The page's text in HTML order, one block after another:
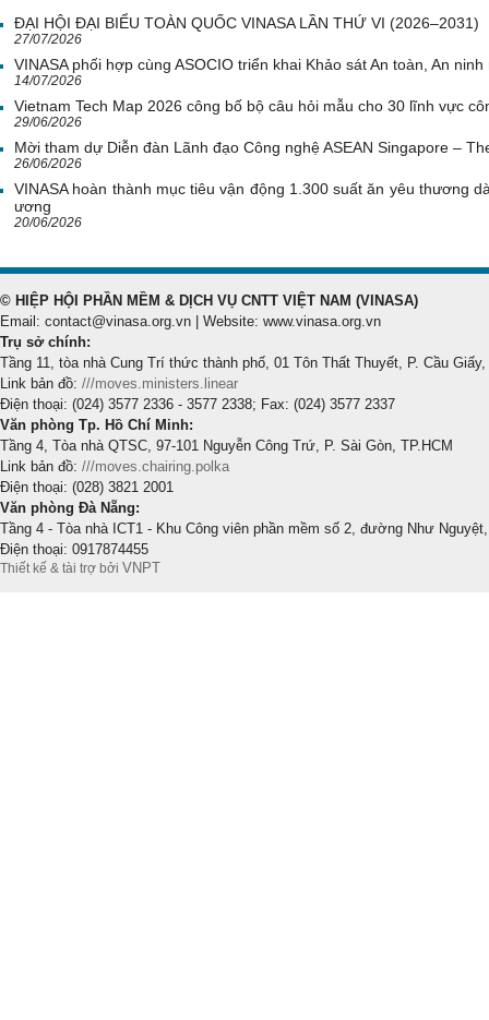
ĐẠI HỘI ĐẠI BIỂU TOÀN QUỐC VINASA LẦN THỨ VI (2026–2031)
27/07/2026
VINASA phối hợp cùng ASOCIO triển khai Khảo sát An toàn, An
14/07/2026
Vietnam Tech Map 2026 công bố bộ câu hỏi mẫu cho 30 lĩnh vực
29/06/2026
Mời tham dự Diễn đàn Lãnh đạo Công nghệ ASEAN Singapore –
26/06/2026
VINASA hoàn thành mục tiêu vận động 1.300 suất ăn yêu thương
ương
20/06/2026
© HIỆP HỘI PHẦN MỀM & DỊCH VỤ CNTT VIỆT NAM (VINASA)
Email: contact@vinasa.org.vn | Website: www.vinasa.org.vn
Trụ sở chính:
Tầng 11, tòa nhà Cung Trí thức thành phố, 01 Tôn Thất Thuyết, P. Cầu Giấy,
Link bản đồ: ///moves.ministers.linear
Điện thoại: (024) 3577 2336 - 3577 2338; Fax: (024) 3577 2337
Văn phòng Tp. Hồ Chí Minh:
Tầng 4, Tòa nhà QTSC, 97-101 Nguyễn Công Trứ, P. Sài Gòn, TP.HCM
Link bản đồ: ///moves.chairing.polka
Điện thoại: (028) 3821 2001
Văn phòng Đà Nẵng:
Tầng 4 - Tòa nhà ICT1 - Khu Công viên phần mềm số 2, đường Như
Điện thoại: 0917874455
Thiết kế & tài trợ bởi VNPT